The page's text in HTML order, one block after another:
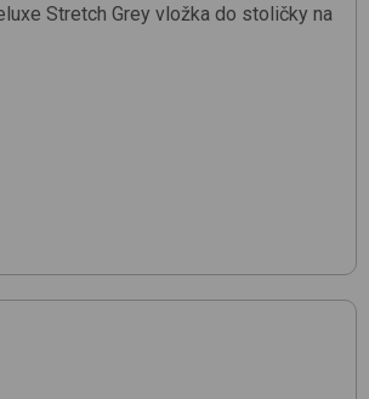
Stretch Grey vložka do stoličky na